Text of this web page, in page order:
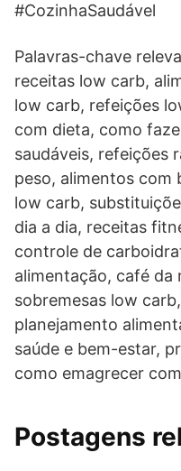
#CozinhaSaudável
Palavras-chave
receitas low carb,
low carb, refeições
com dieta, como
saudáveis, refeições
peso, alimentos com
low carb,
dia a dia, receitas
controle de
alimentação, café da
sobremesas low
planejamento
saúde e bem-estar,
como emagrecer
Postagens